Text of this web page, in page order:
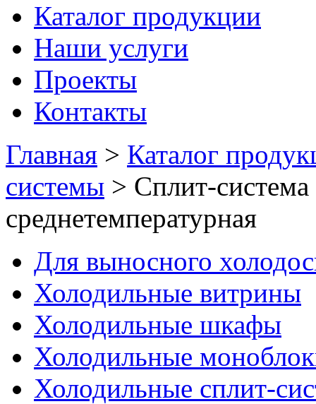
Каталог продукции
Наши услуги
Проекты
Контакты
Главная > Каталог
системы > Сплит-
среднетемпературная
Для выносного
Холодильные витрины
Холодильные шкафы
Холодильные
Холодильные сплит-